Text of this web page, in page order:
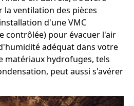
la ventilation des pièces
d'une VMC
contrôlée) pour évacuer l'air
adéquat dans votre
matériaux hydrofuges, tels
peut aussi s'avérer